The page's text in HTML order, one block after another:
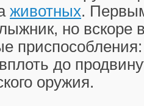
животных.
но вскоре
до
оружия.